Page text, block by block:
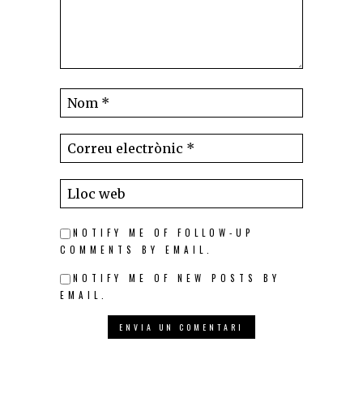
NOTIFY ME OF FOLLOW-UP
COMMENTS BY EMAIL.
NOTIFY ME OF NEW POSTS BY
EMAIL.